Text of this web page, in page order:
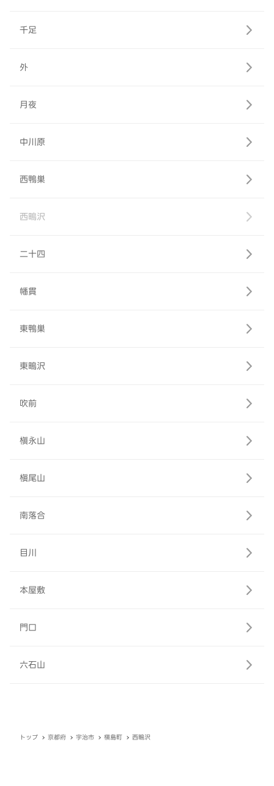
千足
外
月夜
中川原
西鴨巣
西鴫沢
二十四
幡貫
東鴨巣
東鴫沢
吹前
槇永山
槇尾山
南落合
目川
本屋敷
門口
六石山
トップ 京都府 宇治市 槇島町 西鴫沢